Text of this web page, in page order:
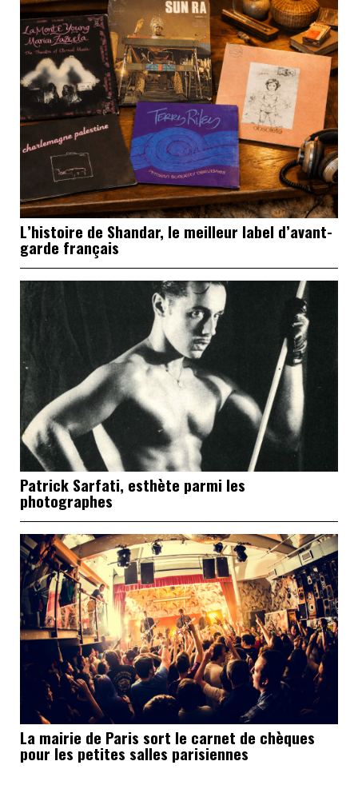
L’histoire de Shandar, le meilleur label d’avant-
garde français
Patrick Sarfati, esthète parmi les
photographes
La mairie de Paris sort le carnet de chèques
pour les petites salles parisiennes